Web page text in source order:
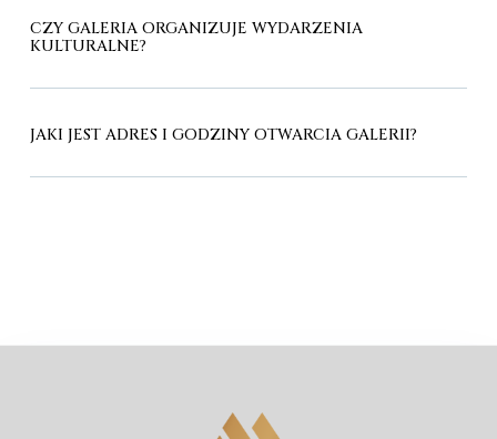
CZY GALERIA ORGANIZUJE WYDARZENIA
KULTURALNE?
JAKI JEST ADRES I GODZINY OTWARCIA GALERII?